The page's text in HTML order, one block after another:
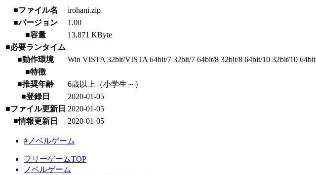
■ファイル名
irohani.zip
■バージョン
1.00
■容量
13,871 KByte
■必要ランタイム
■動作環境
Win VISTA 32bit/VISTA 64bit/7 32bit/7 64bit/8 32bit/8 64bit/10 32bit/10 64bit
■特徴
■推奨年齢
6歳以上（小学生～）
■登録日
2020-01-05
■ファイル更新日 2020-01-05
■情報更新日
2020-01-05
#ノベルゲーム
フリーゲームTOP
ノベルゲーム